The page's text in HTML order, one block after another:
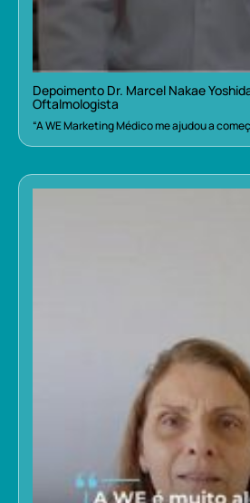
Depoimento Dr. Marcel Nakae
Oftalmologista
“A WE Marketing Médico me ajudou a